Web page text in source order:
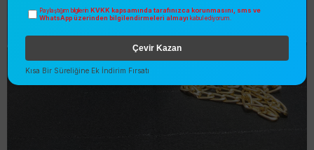
Paylaştığım bilgilerin KVKK kapsamında tarafınızca korunmasını, sms ve
WhatsApp üzerinden bilgilendirmeleri almayı kabul ediyorum.
Çevir Kazan
Kısa Bir Süreliğine Ek İndirim Fırsatı